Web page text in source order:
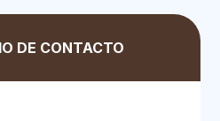
DE CONTACTO